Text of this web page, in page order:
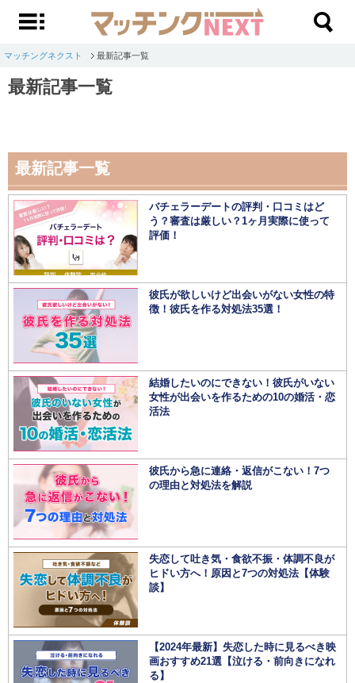
マッチングネクスト 最新記事一覧
最新記事一覧
最新記事一覧
バチェラーデートの評判・口コミはど
う？審査は厳しい？1ヶ月実際に使って
評価！
彼氏が欲しいけど出会いがない女性の特
徴！彼氏を作る対処法35選！
結婚したいのにできない！彼氏がいない
女性が出会いを作るための10の婚活・恋
活法
彼氏から急に連絡・返信がこない！7つ
の理由と対処法を解説
失恋して吐き気・食欲不振・体調不良が
ヒドい方へ！原因と7つの対処法【体験
談】
【2024年最新】失恋した時に見るべき映
画おすすめ21選【泣ける・前向きになれ
る】